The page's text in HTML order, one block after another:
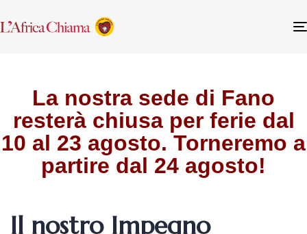
La nostra sede di Fano
resterà chiusa per ferie dal
10 al 23 agosto. Torneremo a
partire dal 24 agosto!
Il nostro Impegno